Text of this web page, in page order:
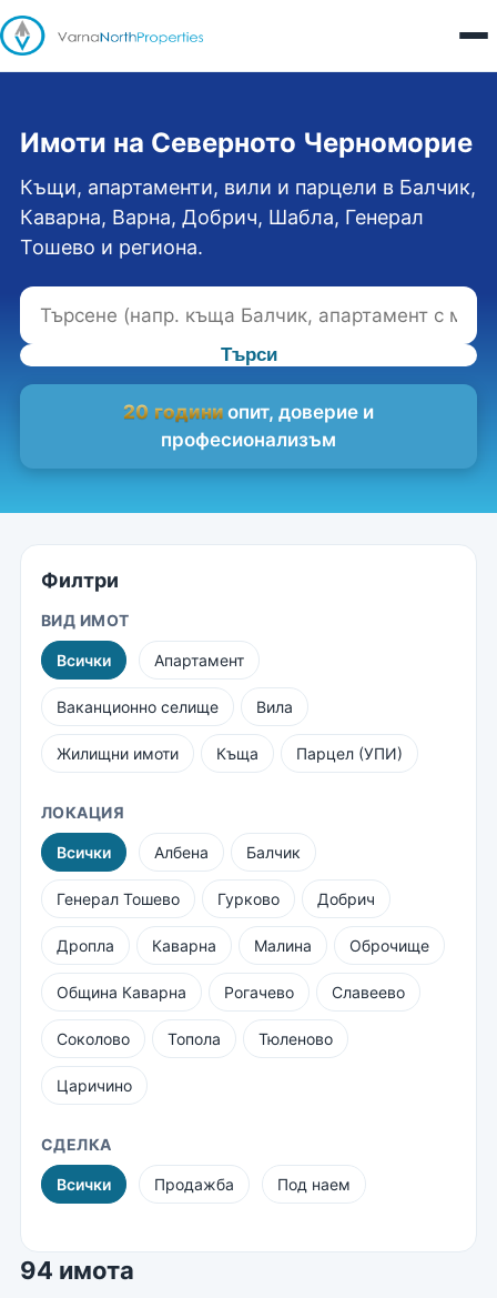
Имоти на Северното Черноморие
Къщи, апартаменти, вили и парцели в Балчик,
Каварна, Варна, Добрич, Шабла, Генерал
Тошево и региона.
Търси
20 години опит, доверие и
професионализъм
Филтри
ВИД ИМОТ
Всички Апартамент
Ваканционно селище Вила
Жилищни имоти Къща Парцел (УПИ)
ЛОКАЦИЯ
Всички Албена Балчик
Генерал Тошево Гурково Добрич
Дропла Каварна Малина Оброчище
Община Каварна Рогачево Славеево
Соколово Топола Тюленово
Царичино
СДЕЛКА
Всички Продажба Под наем
94 имота